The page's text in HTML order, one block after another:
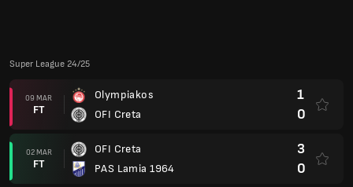
Super League 24/25
09 MAR
FT
Olympiakos
OFI Creta
1
0
02 MAR
FT
OFI Creta
PAS Lamia 1964
3
0